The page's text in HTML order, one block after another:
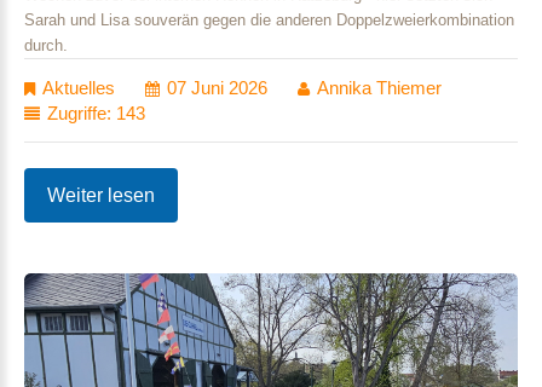
Sarah und Lisa souverän gegen die anderen Doppelzweierkombination
durch.
Aktuelles 07 Juni 2026
Annika Thiemer
Zugriffe: 143
Weiter lesen